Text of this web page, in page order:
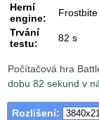
Herní
engine:
Frostbite
Trvání
testu:
82 s
Počítačová hra
dobu 82 sekund v
Rozlišení: